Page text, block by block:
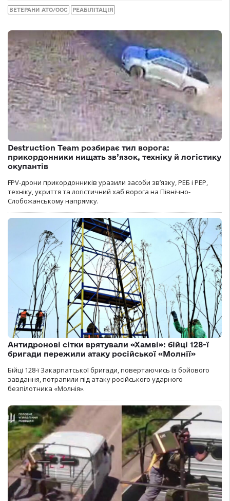
ВЕТЕРАНИ АТО/ООС РЕАБІЛІТАЦІЯ
Destruction Team розбирає тил ворога:
прикордонники нищать зв’язок, техніку й логістику
окупантів
FPV-дрони прикордонників уразили засоби зв’язку, РЕБ і РЕР,
техніку, укриття та логістичний хаб ворога на Північно-
Слобожанському напрямку.
Антидронові сітки врятували «Хамві»: бійці 128-ї
бригади пережили атаку російської «Молнії»
Бійці 128-ї Закарпатської бригади, повертаючись із бойового
завдання, потрапили під атаку російського ударного
безпілотника «Молнія».